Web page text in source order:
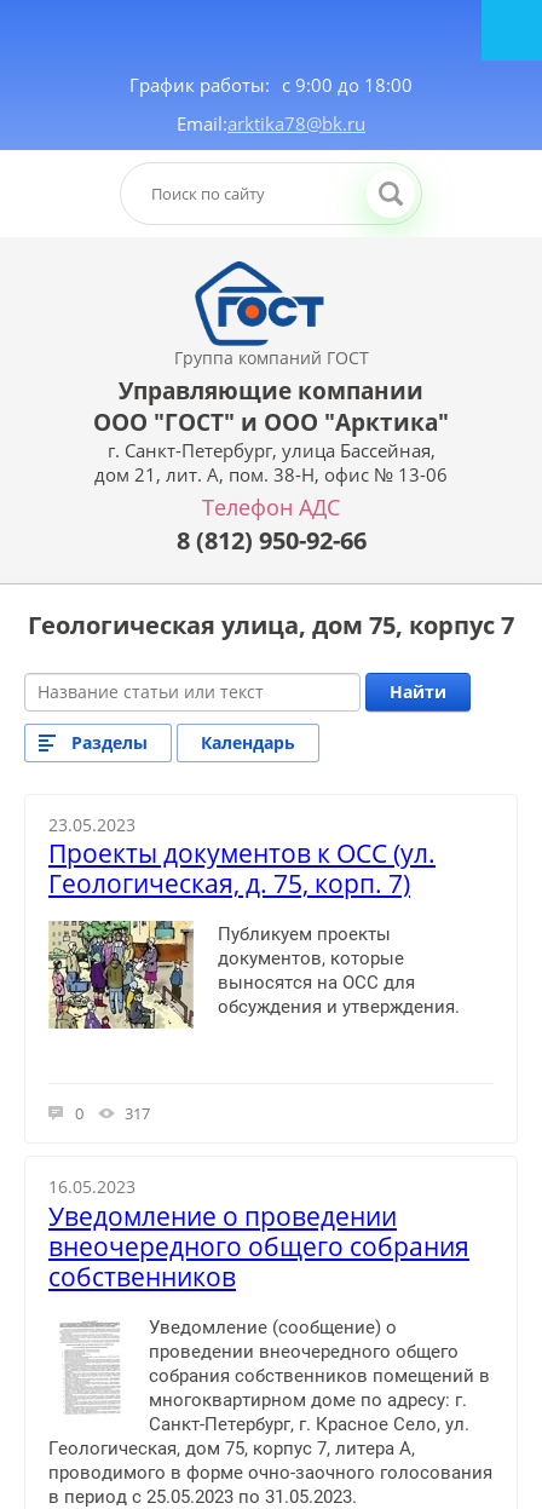
График работы: с 9:00 до 18:00
Email:arktika78@bk.ru
Группа компаний ГОСТ
Управляющие компании
ООО "ГОСТ" и ООО "Арктика"
г. Санкт-Петербург, улица Бассейная,
дом 21, лит. А, пом. 38-Н, офис № 13-06
Телефон АДС
8 (812) 950-92-66
Геологическая улица, дом 75, корпус 7
Найти
Разделы Календарь
23.05.2023
Проекты документов к ОСС (ул.
Геологическая, д. 75, корп. 7)
Публикуем проекты
документов, которые
выносятся на ОСС для
обсуждения и утверждения.
0 317
16.05.2023
Уведомление о проведении
внеочередного общего собрания
собственников
Уведомление (сообщение) о
проведении внеочередного общего
собрания собственников помещений в
многоквартирном доме по адресу: г.
Санкт-Петербург, г. Красное Село, ул.
Геологическая, дом 75, корпус 7, литера А,
проводимого в форме очно-заочного голосования
в период с 25.05.2023 по 31.05.2023.